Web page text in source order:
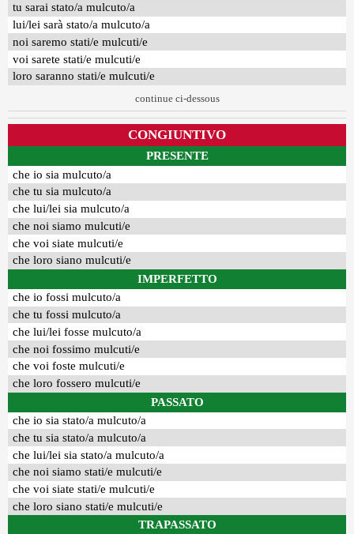
tu sarai stato/a mulcuto/a
lui/lei sarà stato/a mulcuto/a
noi saremo stati/e mulcuti/e
voi sarete stati/e mulcuti/e
loro saranno stati/e mulcuti/e
continue ci-dessous
CONGIUNTIVO
PRESENTE
che io sia mulcuto/a
che tu sia mulcuto/a
che lui/lei sia mulcuto/a
che noi siamo mulcuti/e
che voi siate mulcuti/e
che loro siano mulcuti/e
IMPERFETTO
che io fossi mulcuto/a
che tu fossi mulcuto/a
che lui/lei fosse mulcuto/a
che noi fossimo mulcuti/e
che voi foste mulcuti/e
che loro fossero mulcuti/e
PASSATO
che io sia stato/a mulcuto/a
che tu sia stato/a mulcuto/a
che lui/lei sia stato/a mulcuto/a
che noi siamo stati/e mulcuti/e
che voi siate stati/e mulcuti/e
che loro siano stati/e mulcuti/e
TRAPASSATO